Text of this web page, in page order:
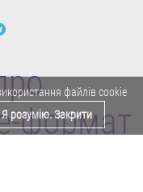
формат
файлів cookie
Я розумію. Закрити